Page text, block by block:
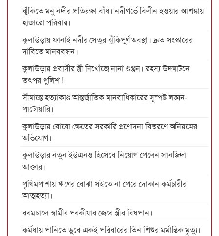
ঝুঁকিতে মনু নদীর প্রতিরক্ষা বাঁধ। নদীগর্ভে বিলীন হওয়ার আশঙ্কায়
হাজারো পরিবার।
কুলাউড়ায় ফানাই নদীর সেতুর ঝুঁকিপূর্ণ অবস্থা। দ্রুত সংস্কারের
দাবিতে মানববন্ধন।
কুলাউড়ায় প্রবাসীর স্ত্রী নিখোঁজে নানা গুঞ্জন। রহস্য উদঘাটনে
তৎপর পুলিশ !
সীমান্তে হত্যাকাণ্ড আন্তর্জাতিক মানবাধিকারের সুস্পষ্ট লঙ্ঘন-
পাটোয়ারি।
কুলাউড়ায় বোরো ক্ষেতের সরকারি প্রণোদনা বিতরণে অনিয়মের
অভিযোগ।
কুলাউড়ার নতুন ইউএনও হিসেবে নিয়োগ পেলেন সানজিদা
আক্তার।
পৃথিমপাশায় ঋণের বোঝা সইতে না পেরে দোকান কর্মচারীর
আত্মহত্যা।
বরমচালে স্বামীর পরকীয়ার জেরে স্ত্রীর বিষপান।
কর্মধায় পানিতে ডুবে একই পরিবারের তিন শিশুর মর্মান্তিক মৃত্যু।